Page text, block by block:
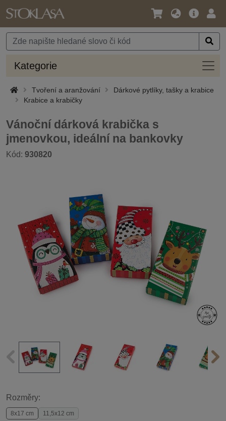
Jazyk
Měna
Hlavní
Kategorie
Tvoření a aranžování
Dárkové pytlíky, tašky a krabice
Krabice a krabičky
Vánoční dárková krabička s
jmenovkou, ideální na bankovky
Kód: 930820
Rozměry:
8x17 cm 11,5x12 cm